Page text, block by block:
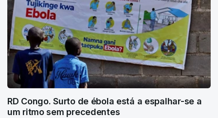
RD Congo. Surto de ébola está a espalhar-se a
um ritmo sem precedentes